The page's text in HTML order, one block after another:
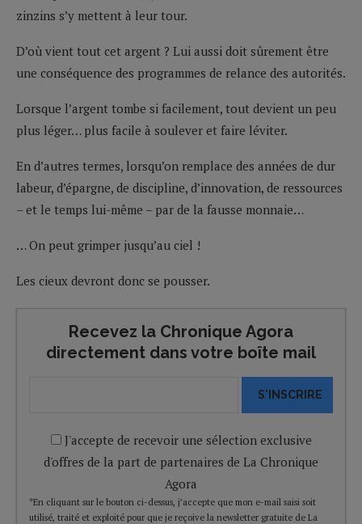
zinzins s’y mettent à leur tour.
D’où vient tout cet argent ? Lui aussi doit sûrement être
une conséquence des programmes de relance des autorités.
Lorsque l’argent tombe si facilement, tout devient un peu
plus léger… plus facile à soulever et faire léviter.
En d’autres termes, lorsqu’on remplace des années de dur
labeur, d’épargne, de discipline, d’innovation, de ressources
– et le temps lui-même – par de la fausse monnaie…
… On peut grimper jusqu’au ciel !
Les cieux devront donc se pousser.
Recevez la Chronique Agora
directement dans votre boîte mail
S'INSCRIRE
J'accepte de recevoir une sélection exclusive
d'offres de la part de partenaires de La Chronique
Agora
*En cliquant sur le bouton ci-dessus, j’accepte que mon e-mail saisi soit
utilisé, traité et exploité pour que je reçoive la newsletter gratuite de La